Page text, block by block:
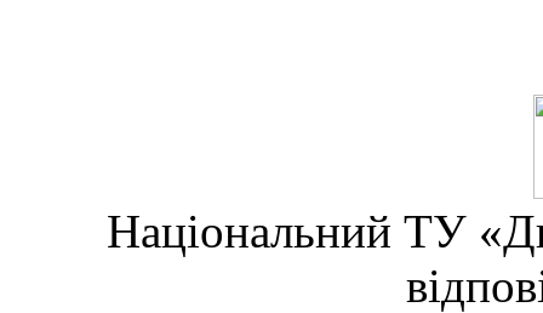
Національний ТУ